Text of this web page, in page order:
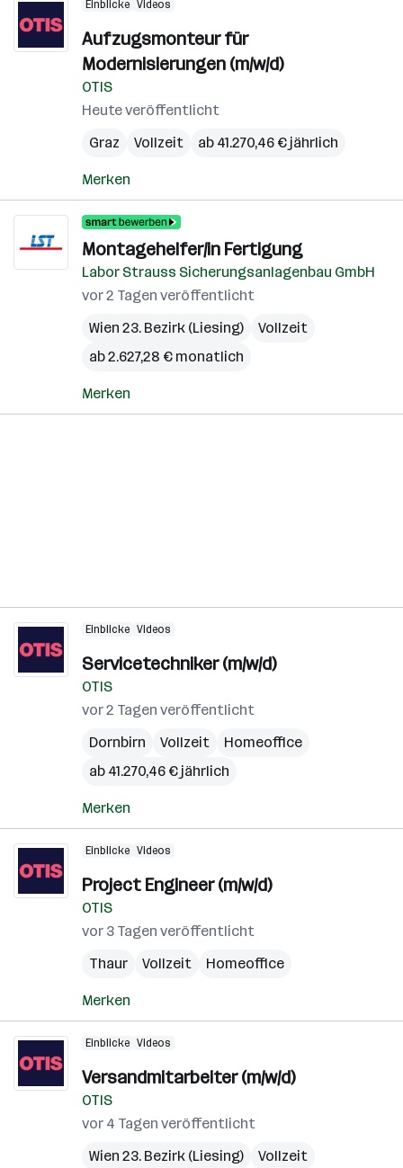
Einblicke Videos
Aufzugsmonteur für
Modernisierungen (m/w/d)
OTIS
Heute veröffentlicht
Graz
Vollzeit ab 41.270,46 € jährlich
Merken
Montagehelfer/in Fertigung
Labor Strauss Sicherungsanlagenbau GmbH
vor 2 Tagen veröffentlicht
Wien 23. Bezirk (Liesing)
Vollzeit
ab 2.627,28 € monatlich
Merken
Einblicke Videos
Servicetechniker (m/w/d)
OTIS
vor 2 Tagen veröffentlicht
Dornbirn
Vollzeit
Homeoffice
ab 41.270,46 € jährlich
Merken
Einblicke Videos
Project Engineer (m/w/d)
OTIS
vor 3 Tagen veröffentlicht
Thaur
Vollzeit Homeoffice
Merken
Einblicke Videos
Versandmitarbeiter (m/w/d)
OTIS
vor 4 Tagen veröffentlicht
Wien 23. Bezirk (Liesing)
Vollzeit